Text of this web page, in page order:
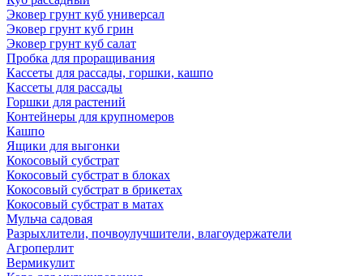
Эковер грунт куб универсал
Эковер грунт куб грин
Эковер грунт куб салат
Пробка для проращивания
Кассеты для рассады, горшки, кашпо
Кассеты для рассады
Горшки для растений
Контейнеры для крупномеров
Кашпо
Ящики для выгонки
Кокосовый субстрат
Кокосовый субстрат в блоках
Кокосовый субстрат в брикетах
Кокосовый субстрат в матах
Мульча садовая
Разрыхлители, почвоулучшители, влагоудержатели
Агроперлит
Вермикулит